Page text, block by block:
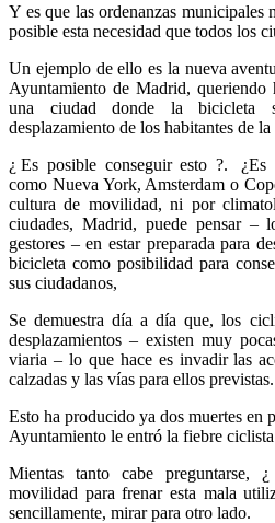
Y es que las ordenanzas municipales
posible esta necesidad que todos los
Un ejemplo de ello es la nueva
Ayuntamiento de Madrid, queriendo
una ciudad donde la bicicleta
desplazamiento de los habitantes de
¿ Es posible conseguir esto ?.
¿Es
como Nueva York, Amsterdam o
cultura de movilidad, ni por
ciudades, Madrid, puede pensar –
gestores – en estar preparada para
bicicleta como posibilidad para
sus ciudadanos,
Se demuestra día a día que, los
desplazamientos – existen muy
viaria – lo que hace es invadir las
calzadas y las vías para ellos previstas.
Esto ha producido ya dos muertes en
Ayuntamiento le entró la fiebre
Mientas tanto cabe preguntarse,
movilidad para frenar esta mala
sencillamente, mirar para otro lado.